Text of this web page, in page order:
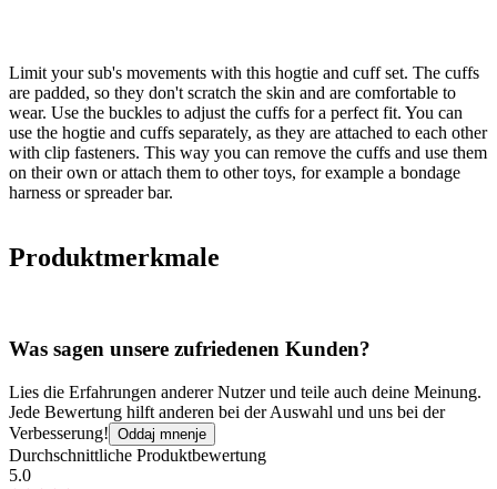
Limit your sub's movements with this hogtie and cuff set. The cuffs
are padded, so they don't scratch the skin and are comfortable to
wear. Use the buckles to adjust the cuffs for a perfect fit. You can
use the hogtie and cuffs separately, as they are attached to each other
with clip fasteners. This way you can remove the cuffs and use them
on their own or attach them to other toys, for example a bondage
harness or spreader bar.
Produktmerkmale
Was sagen unsere zufriedenen Kunden?
Lies die Erfahrungen anderer Nutzer und teile auch deine Meinung.
Jede Bewertung hilft anderen bei der Auswahl und uns bei der
Verbesserung! Oddaj mnenje
Durchschnittliche Produktbewertung
5.0